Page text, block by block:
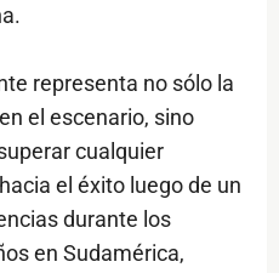
representa no sólo la
el escenario, sino
cualquier
el éxito luego de un
durante los
en Sudamérica,